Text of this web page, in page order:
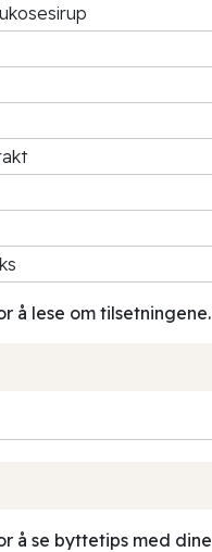
å lese om tilsetningene.
å se byttetips med